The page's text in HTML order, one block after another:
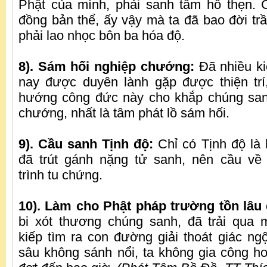
Phật của mình, phải sanh tâm hổ thẹn.
đồng bản thể, ấy vậy mà ta đã bao đời
phải lao nhọc bôn ba hóa độ.
8). Sám hối nghiệp chướng: Đã nhiều
nay được duyên lành gặp được thiện
hướng công đức này cho khắp chúng
chướng, nhất là tâm phát lồ sám hối.
9). Cầu sanh Tịnh độ: Chỉ có Tịnh độ là
đã trút gánh nặng tử sanh, nên cầu
trình tu chứng.
10). Làm cho Phật pháp trường tồn
bi xót thương chúng sanh, đã trải qua
kiếp tìm ra con đường giải thoát giác
sâu không sánh nổi, ta không gia công